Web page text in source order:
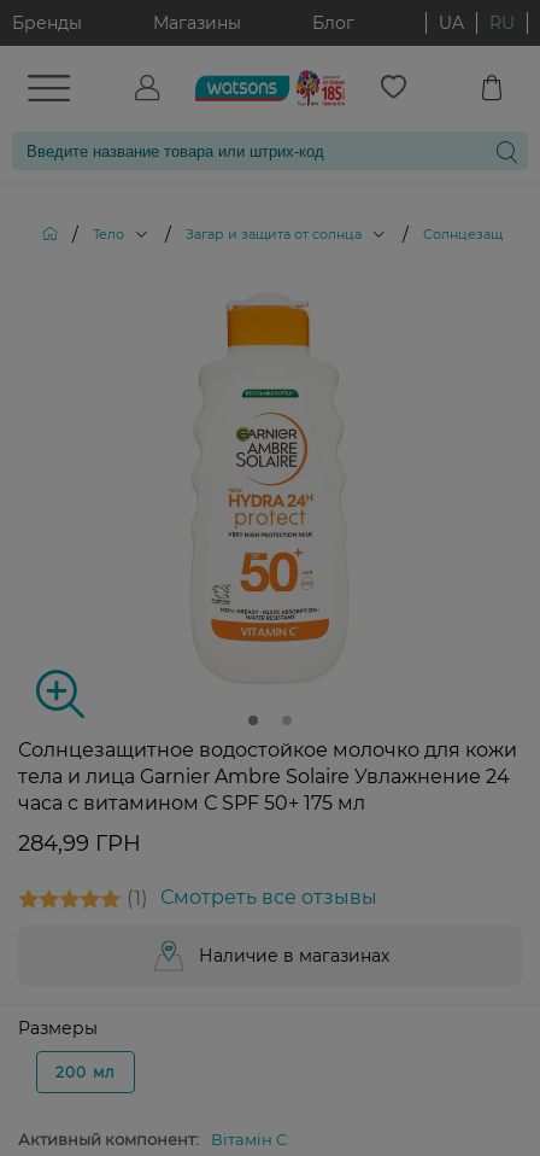
Бренды Магазины Блог UA RU
/ Тело / Загар и защита от солнца /
Солнцезащитное водостойкое молочко для кожи
тела и лица Garnier Ambre Solaire Увлажнение 24
часа с витамином С SPF 50+ 175 мл
284,99 ГРН
1 Смотреть все отзывы
Наличие в магазинах
Размеры
200 мл
Активный компонент:
Вітамін C